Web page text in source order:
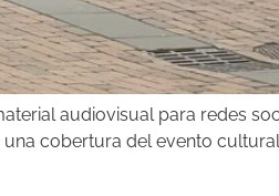
audiovisual para redes
cobertura del evento